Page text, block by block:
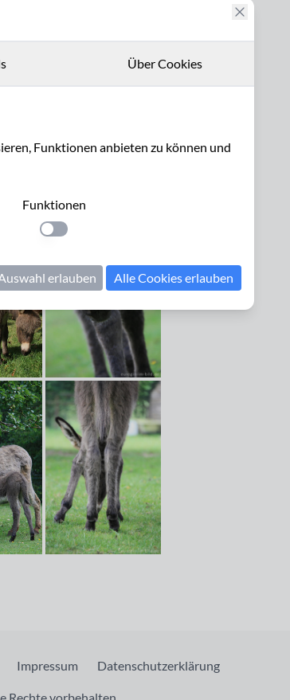
Impressum Datenschutzerklärung
Über Cookies
Funktionen anbieten zu können und
Funktionen
Einstellung anwenden
erlauben Alle Cookies erlauben